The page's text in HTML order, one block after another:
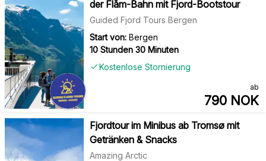
der Flåm-Bahn mit Fjord-Bootstour
Guided Fjord Tours Bergen
Start von: Bergen
10 Stunden 30 Minuten
Kostenlose Stornierung
ab
790 NOK
Fjordtour im Minibus ab Tromsø mit
Getränken & Snacks
Amazing Arctic